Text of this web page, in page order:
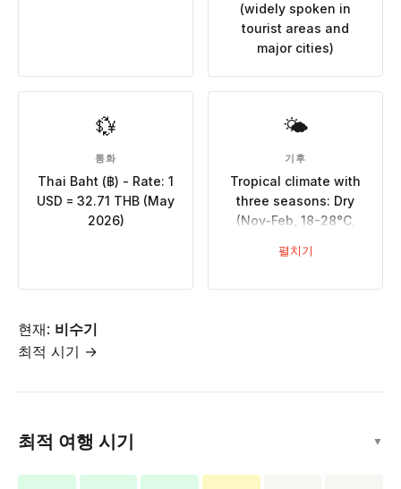
(widely spoken in
tourist areas and
major cities)
💱
통화
Thai Baht (฿) - Rate: 1
USD = 32.71 THB (May
2026)
🌤
기후
Tropical climate with
three seasons: Dry
(Nov-Feb, 18-28°C,
(Mar-May, 25-35°C,
펼치기
현재: 비수기
최적 시기 →
최적 여행 시기 ▼